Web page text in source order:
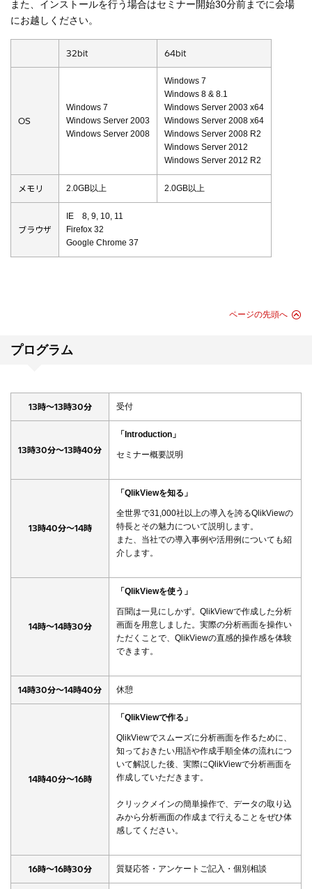
また、インストールを行う場合はセミナー開始30分前までに会場
にお越しください。
32bit 64bit
OS
Windows 7
Windows Server 2003
Windows Server 2008
Windows 7
Windows 8 & 8.1
Windows Server 2003 x64
Windows Server 2008 x64
Windows Server 2008 R2
Windows Server 2012
Windows Server 2012 R2
メモリ 2.0GB以上 2.0GB以上
ブラウザ
IE 8, 9, 10, 11
Firefox 32
Google Chrome 37
ページの先頭へ
プログラム
13時～13時30分 受付
13時30分～13時40分
「Introduction」
セミナー概要説明
13時40分～14時
「QlikViewを知る」
全世界で31,000社以上の導入を誇るQlikViewの
特長とその魅力について説明します。
また、当社での導入事例や活用例についても紹
介します。
14時～14時30分
「QlikViewを使う」
百聞は一見にしかず。QlikViewで作成した分析
画面を用意しました。実際の分析画面を操作い
ただくことで、QlikViewの直感的操作感を体験
できます。
14時30分～14時40分 休憩
14時40分～16時
「QlikViewで作る」
QlikViewでスムーズに分析画面を作るために、
知っておきたい用語や作成手順全体の流れにつ
いて解説した後、実際にQlikViewで分析画面を
作成していただきます。
クリックメインの簡単操作で、データの取り込
みから分析画面の作成まで行えることをぜひ体
感してください。
16時～16時30分 質疑応答・アンケートご記入・個別相談